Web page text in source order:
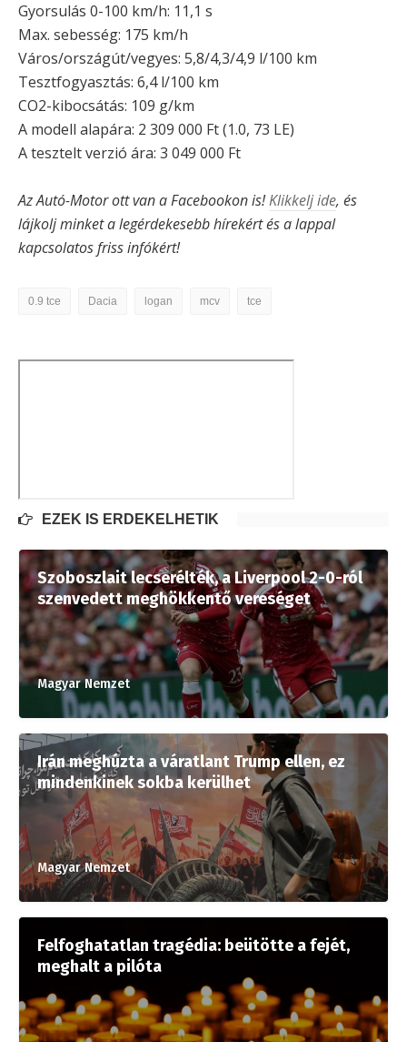
Gyorsulás 0-100 km/h: 11,1 s
Max. sebesség: 175 km/h
Város/országút/vegyes: 5,8/4,3/4,9 l/100 km
Tesztfogyasztás: 6,4 l/100 km
CO2-kibocsátás: 109 g/km
A modell alapára: 2 309 000 Ft (1.0, 73 LE)
A tesztelt verzió ára: 3 049 000 Ft
Az Autó-Motor ott van a Facebookon is!Klikkelj ide, és
lájkolj minket a legérdekesebb hírekért és a lappal
kapcsolatos friss infókért!
0.9 tce Dacia logan mcv tce
EZEK IS ÉRDEKELHETIK
Szoboszlait lecserélték, a Liverpool 2-0-ról
szenvedett meghökkentő vereséget
Magyar Nemzet
Irán meghúzta a váratlant Trump ellen, ez
mindenkinek sokba kerülhet
Magyar Nemzet
Felfoghatatlan tragédia: beütötte a fejét,
meghalt a pilóta